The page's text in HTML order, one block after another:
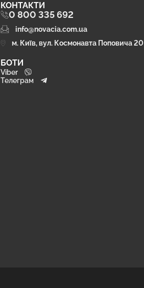
КОНТАКТИ
0 800 335 692
info@novacia.com.ua
м. Київ, вул. Космонавта Поповича 20
БОТИ
Viber
Телеграм